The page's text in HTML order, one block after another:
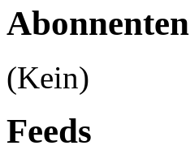
Abonnenten
(Kein)
Feeds